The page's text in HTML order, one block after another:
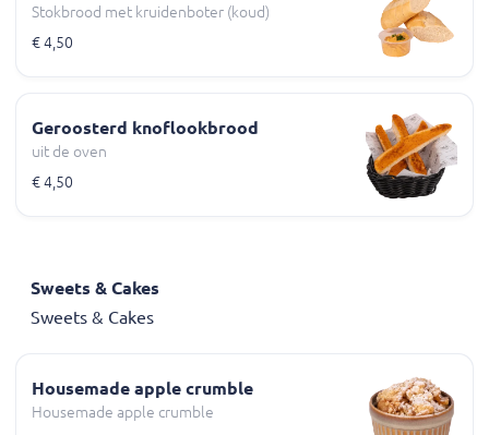
Stokbrood met kruidenboter (koud)
€ 4,50
Geroosterd knoflookbrood
uit de oven
€ 4,50
Sweets & Cakes
Sweets & Cakes
Housemade apple crumble
Housemade apple crumble